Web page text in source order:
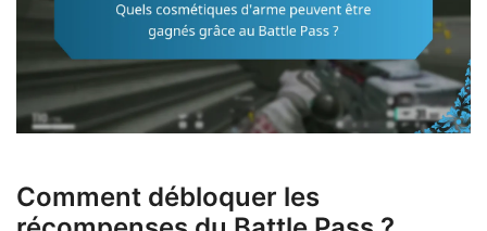
Comment débloquer les